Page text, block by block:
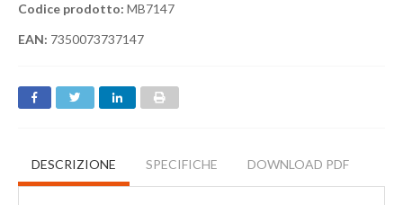
Codice prodotto: MB7147
EAN: 7350073737147
DESCRIZIONE SPECIFICHE DOWNLOAD PDF